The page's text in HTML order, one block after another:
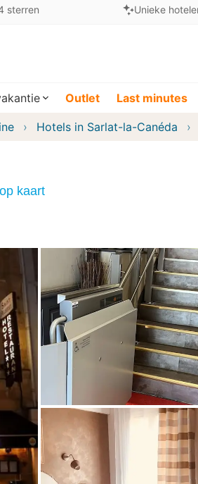
sterren Unieke
Outlet Last minutes
Hotels in Sarlat-la-Canéda
kaart